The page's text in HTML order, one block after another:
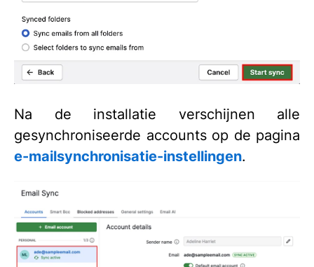
Na de installatie verschijnen alle
gesynchroniseerde accounts op de pagina
e-mailsynchronisatie-instellingen.